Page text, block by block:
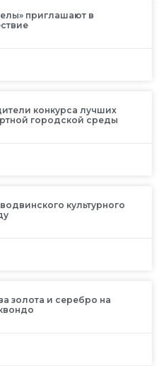
приглашают в
конкурса лучших
городской среды
культурного
золота и серебро на